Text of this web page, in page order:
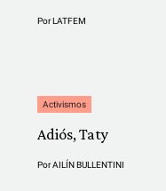
PorLATFEM
Activismos
Adiós, Taty
PorAILÍN BULLENTINI